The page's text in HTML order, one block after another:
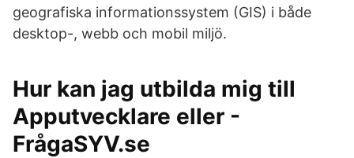
geografiska informationssystem (GIS) i både
desktop-, webb och mobil miljö.
Hur kan jag utbilda mig till
Apputvecklare eller -
FrågaSYV.se